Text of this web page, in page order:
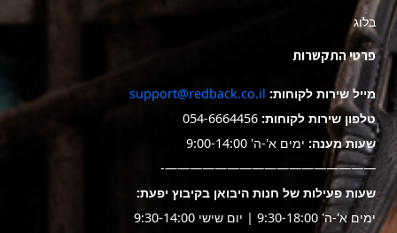
בלוג
פרטי התקשרות
מייל שירות לקוחות: support@redback.co.il
טלפון שירות לקוחות: 054-6664456
שעות מענה: ימים א'-ה' 9:00-14:00
—————————————————-
שעות פעילות של חנות היבואן בקיבוץ יפעת:
ימים א'-ה' 9:30-18:00 | יום שישי 9:30-14:00